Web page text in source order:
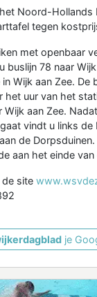
Noord-Hollands
tegen
met openbaar
buslijn 78 naar
Wijk aan Zee. De
uur van het
aan Zee.
vindt u links de
de
aan het einde van
site
je